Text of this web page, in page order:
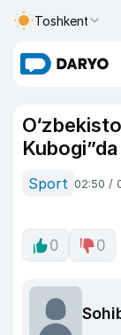
Toshkent
Sport 02:50 /
0 0